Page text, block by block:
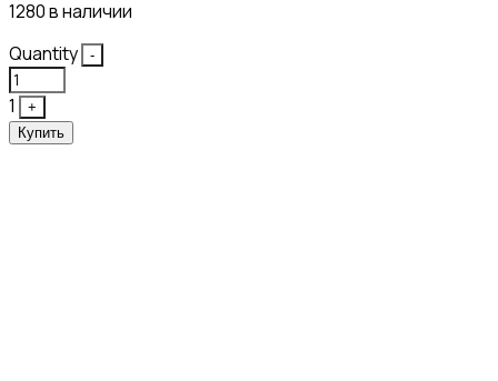
1280 в наличии
Quantity
-
1
+
Купить